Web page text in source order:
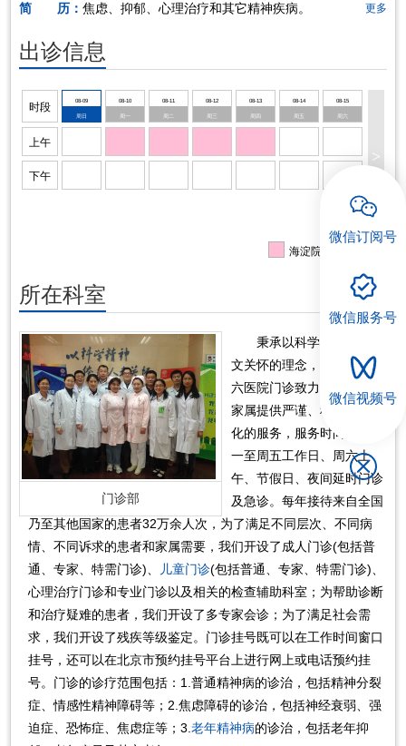
简 历：焦虑、抑郁、心理治疗和其它精神疾病。 更多
出诊信息
时段
上午
下午
08-09
周日
08-10
周一
08-11 08-12
周三
08-13
周四
08-14
周五
08-15
周六
>
海淀院区出诊信息
所在科室
门诊部
秉承以科学精神体现人
文关怀的理念，北京大学第
六医院门诊致力于为患者和
家属提供严谨、科学、人性
化的服务，服务时间包括周
一至周五工作日、周六上
午、节假日、夜间延时门诊
及急诊。每年接待来自全国
乃至其他国家的患者32万余人次，为了满足不同层次、不同病
情、不同诉求的患者和家属需要，我们开设了成人门诊(包括普
通、专家、特需门诊)、
儿童门诊(包括普通、专家、特需门诊)、
心理治疗门诊和专业门诊以及相关的检查辅助科室；为帮助诊断
和治疗疑难的患者，我们开设了多专家会诊；为了满足社会需
求，我们开设了残疾等级鉴定。门诊挂号既可以在工作时间窗口
挂号，还可以在北京市预约挂号平台上进行网上或电话预约挂
号。门诊的诊疗范围包括：1.普通精神病的诊治，包括精神分裂
症、情感性精神障碍等；2.焦虑障碍的诊治，包括神经衰弱、强
迫症、恐怖症、焦虑症等；3.老年精神病的诊治，包括老年抑
微信订阅号
微信服务号
微信视频号